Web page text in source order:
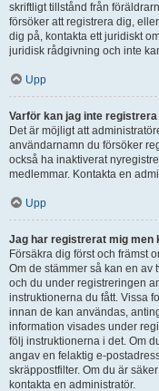
skriftligt tillstånd från
försöker att registrera dig,
dig på, kontakta ett juridiskt
juridisk rådgivning och inte
Upp
Varför kan jag inte
Det är möjligt att
användarnamn du försöker
också ha inaktiverat
medlemmar. Kontakta en
Upp
Jag har registrerat mig men
Försäkra dig först och främst
Om de stämmer så kan en av
och du under registreringen
instruktionerna du fått. Vissa
innan de kan användas,
information visades under
följ instruktionerna i det. Om
angav en felaktig e-
skräppostfilter. Om du är
kontakta en administratör.